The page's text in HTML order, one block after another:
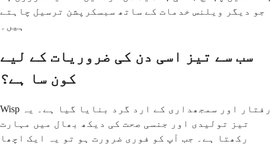
جو دیگر ویلنس خدمات کے ساتھ سبسکرپشن ترسیل چاہتے
ہیں۔
سب سے تیز اسی دن کی ضروریات کے لیے
کون سا ہے؟
Wisp رفتار اور سمجھداری کے ارد گرد بنایا گیا ہے۔ یہ
تیز تولیدی اور جنسی صحت کی دیکھ بھال میں مہارت
رکھتا ہے۔ جب آپ کو فوری ضرورت ہو تو یہ ایک اچھا